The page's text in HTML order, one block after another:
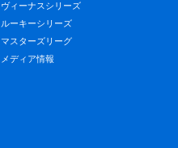
ヴィーナスシリーズ
ルーキーシリーズ
マスターズリーグ
メディア情報